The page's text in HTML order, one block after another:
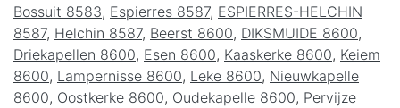
Bossuit 8583, Espierres 8587, ESPIERRES-HELCHIN
8587, Helchin 8587, Beerst 8600, DIKSMUIDE 8600,
Driekapellen 8600, Esen 8600, Kaaskerke 8600, Keiem
8600, Lampernisse 8600, Leke 8600, Nieuwkapelle
8600, Oostkerke 8600, Oudekapelle 8600, Pervijze